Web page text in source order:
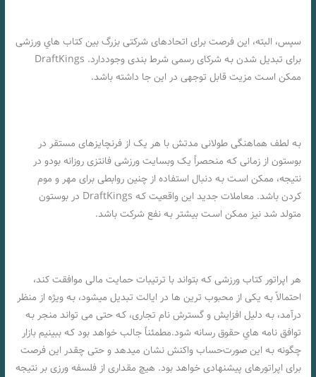
سپس، البته، این فرصت برای اتحادهای شرکتی بزرگ بین کتاب هاي‌ ورزشی
برای تبدیل شدن بـه شرکای رسمی شرط بندی وجوددارد. DraftKings
ممکن اسـت مزیت قابل توجهی در این جا داشته باشد.
بـه لطف هماهنگی طولانی مدتش با هر یک از فرنچایزهای مستقر در
بوستون از زمانی کـه منحصراً یک وبسایت ورزشی فانتزی روزانه بودو در
نتیجه، ممکن اسـت بـه دنبال استفاده از چنین روابطی برای مهر و موم
کردن باشد. معاملات جدید این واقعیت کـه DraftKings در بوستون
متولد شد نیز ممکن اسـت بیشتر بـه نفع شرکت باشد.
هر اپراتور کتاب ورزشی کـه بتواند با ترتیبات حمایت مالی موافقت کند،
احتمالاً بـه یکی از محبوب ترین ها در ایالت تبدیل میشود، بـه ویژه از منظر
درآمد، بـه دلیل افزایش و گسترش نام تجاری، کـه حتی می تواند منجر بـه
توافق نامه هاي‌ حقوق رسانه شود.مطمئناً جالب خواهد بود کـه ببینیم بازار
چگونه بـه این صورت‌حساب واکنش نشان میدهد و حتی چقدر این فرصت
برای اپراتورهای پیشنهادی خواهد بود. هیچ مقداری از فلسفه ورزی بر نتیجه